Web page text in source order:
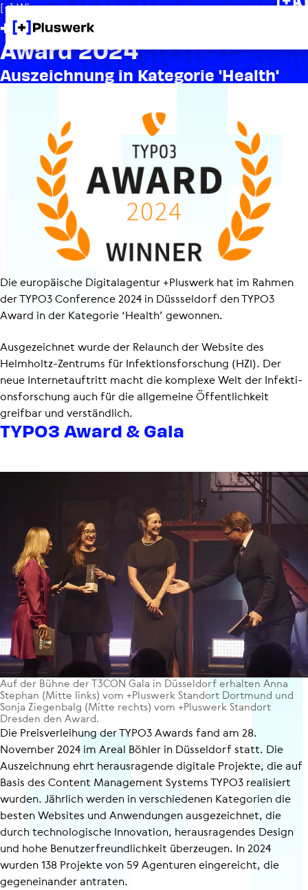
[+] Wissen
+Pluswerk gewinnt TYPO3
Award 2024
Auszeich­nung in Kategorie 'Health'
Die europäische Digitalagentur +Pluswerk hat im Rahmen
der TYPO3 Conference 2024 in Düssseldorf den TYPO3
Award in der Kategorie ‘Health’ gewonnen.
Ausgezeichnet wurde der Relaunch der Website des
Helmholtz-Zentrums für Infek­ti­ons­for­schung (HZI). Der
neue Inter­net­auf­tritt macht die komplexe Welt der Infek­ti­
ons­for­schung auch für die allgemeine Öffentlichkeit
greifbar und verständlich.
TYPO3 Award & Gala
Die Preis­ver­lei­hung der TYPO3 Awards fand am 28.
November 2024 im Areal Böhler in Düsseldorf statt. Die
Auszeichnung ehrt herausragende digitale Projekte, die auf
Basis des Content Management Systems TYPO3 realisiert
wurden. Jährlich werden in verschiedenen Kategorien die
besten Websites und Anwendungen ausgezeichnet, die
durch technologische Innovation, herausragendes Design
und hohe Benut­zer­freund­lich­keit überzeugen. In 2024
wurden 138 Projekte von 59 Agenturen eingereicht, die
gegeneinander antraten.
Auf der Bühne der T3CON Gala in Düs­sel­dorf erhalten Anna
Stephan (Mitte links) vom +Pluswerk Standort Dortmund und
Sonja Zie­gen­balg (Mitte rechts) vom +Pluswerk Standort
Dresden den Award.